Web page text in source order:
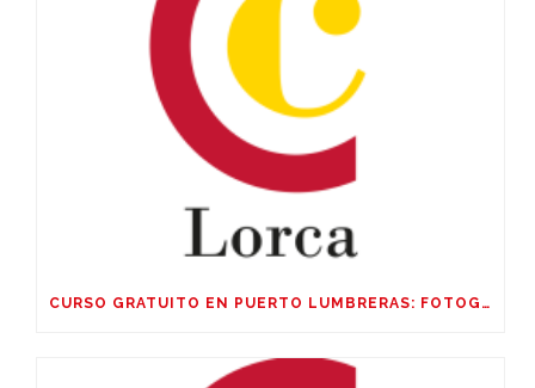
CURSO GRATUITO EN PUERTO LUMBRERAS: FOTOGRAFIA CORPORATIVA Y DE PRODUCTO, EDICIÓN CON IA